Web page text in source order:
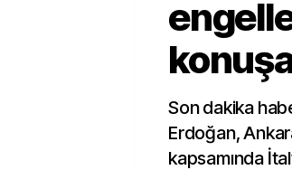
Son dakika
Erdoğan,
kapsamında